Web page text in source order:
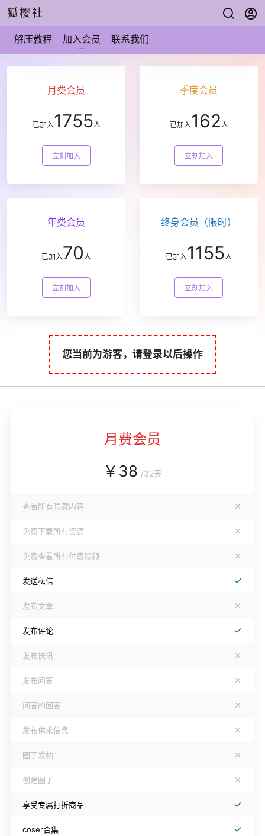
狐樱社
解压教程 加入会员 联系我们
月费会员
已加入1755人
立刻加入
季度会员
已加入162人
立刻加入
年费会员
已加入70人
立刻加入
终身会员（限时）
已加入1155人
立刻加入
您当前为游客，请登录以后操作
月费会员
￥ 38 /32天
查看所有隐藏内容
免费下载所有资源
免费查看所有付费视频
发送私信
发布文章
发布评论
发布快讯
发布问答
问答的回答
发布供求信息
圈子发帖
创建圈子
享受专属打折商品
coser合集